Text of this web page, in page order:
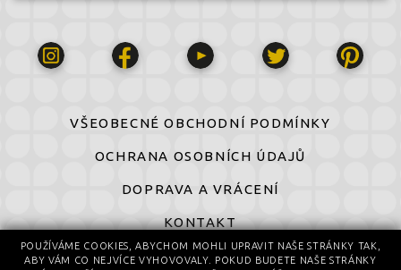
VŠEOBECNÉ OBCHODNÍ PODMÍNKY
OCHRANA OSOBNÍCH ÚDAJŮ
DOPRAVA A VRÁCENÍ
KONTAKT
POUŽÍVÁME COOKIES, ABYCHOM MOHLI UPRAVIT NAŠE STRÁNKY TAK,
ABY VÁM CO NEJVÍCE VYHOVOVALY. POKUD BUDETE NAŠE STRÁNKY